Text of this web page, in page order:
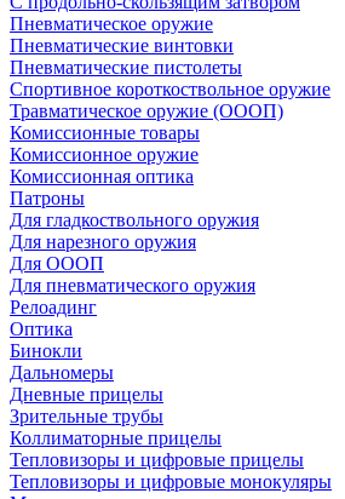
Пневматическое оружие
Пневматические винтовки
Пневматические пистолеты
Спортивное короткоствольное оружие
Травматическое оружие (ОООП)
Комиссионные товары
Комиссионное оружие
Комиссионная оптика
Патроны
Для гладкоствольного оружия
Для нарезного оружия
Для ОООП
Для пневматического оружия
Релоадинг
Оптика
Бинокли
Дальномеры
Дневные прицелы
Зрительные трубы
Коллиматорные прицелы
Тепловизоры и цифровые прицелы
Тепловизоры и цифровые монокуляры